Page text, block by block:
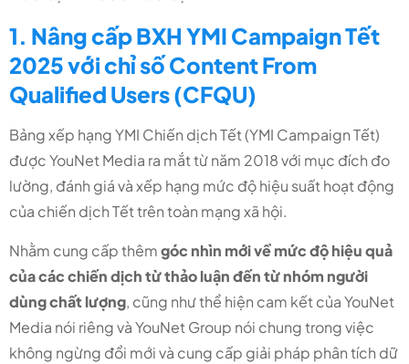
1. Nâng cấp BXH YMI Campaign Tết
2025 với chỉ số Content From
Qualified Users (CFQU)
Bảng xếp hạng YMI Chiến dịch Tết (YMI Campaign Tết)
được YouNet Media ra mắt từ năm 2018 với mục đích đo
lường, đánh giá và xếp hạng mức độ hiệu suất hoạt động
của chiến dịch Tết trên toàn mạng xã hội.
Nhằm cung cấp thêmgóc nhìn mới vềmức độ hiệu quả
của các chiến dịch từ thảo luận đến từ nhóm người
dùng chất lượng, cũng như thể hiện cam kết của YouNet
Media nói riêng và YouNet Group nói chung trong việc
không ngừng đổi mới và cung cấp giải pháp phân tích dữ